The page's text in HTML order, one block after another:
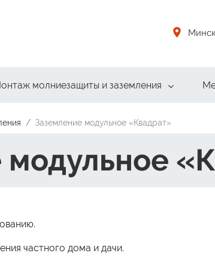
молниезащиты и заземления
Заземление модульное «Квадрат»
модульное
частного дома и дачи.